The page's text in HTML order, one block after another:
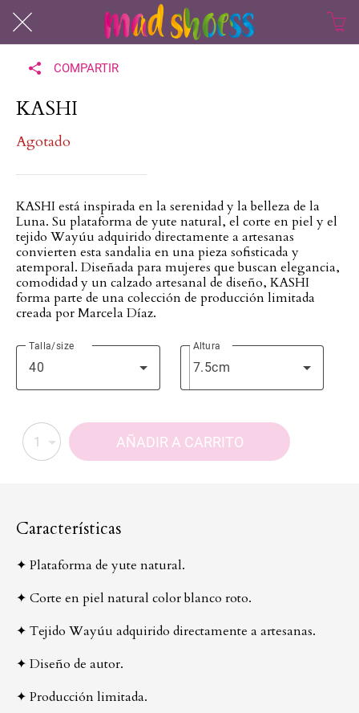
COMPARTIR
KASHI
Agotado
KASHI está inspirada en la serenidad y la belleza de la
Luna. Su plataforma de yute natural, el corte en piel y el
tejido Wayúu adquirido directamente a artesanas
convierten esta sandalia en una pieza sofisticada y
atemporal. Diseñada para mujeres que buscan elegancia,
comodidad y un calzado artesanal de diseño, KASHI
forma parte de una colección de producción limitada
creada por Marcela Díaz.
Talla/size
40
Altura
7.5cm
1 AÑADIR A CARRITO
Características
✦ Plataforma de yute natural.
✦ Corte en piel natural color blanco roto.
✦ Tejido Wayúu adquirido directamente a artesanas.
✦ Diseño de autor.
✦ Producción limitada.